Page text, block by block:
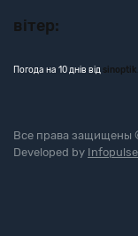
вітер:
Погода на 10 днів від
Все права защищены
Developed by Infopulse